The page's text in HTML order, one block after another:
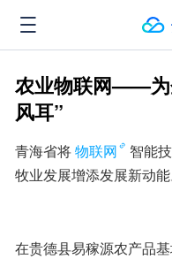
农业物联网——为
风耳”
青海省将物联网
智能
牧业发展增添发展新动能
在贵德县易稼源农产品